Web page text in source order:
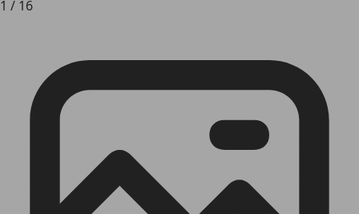
1 / 16